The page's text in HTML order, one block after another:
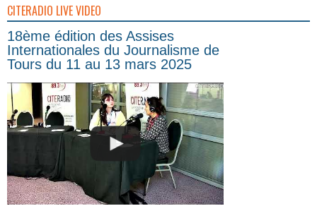
CITERADIO LIVE VIDEO
18ème édition des Assises
Internationales du Journalisme de
Tours du 11 au 13 mars 2025